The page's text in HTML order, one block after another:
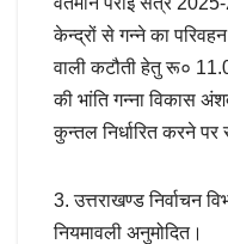
केन्द्रों से गन्ने का
वाली कटौती हेतु रू०
की भांति गन्ना विकास
कुन्तल निर्धारित करने पर
3. उत्तराखण्ड निर्वाचन
नियमावली अनुमोदित।